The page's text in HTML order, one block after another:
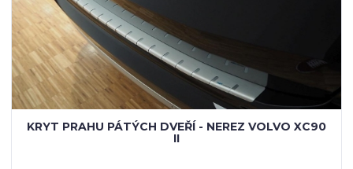
KRYT PRAHU PÁTÝCH DVEŘÍ - NEREZ VOLVO XC90
II